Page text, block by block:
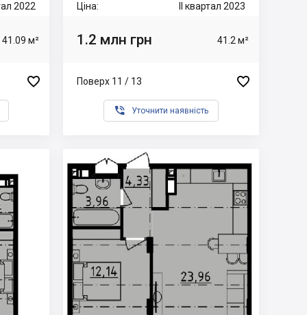
2022
41.09 м²

Ціна: II квартал 2023
1.2 млн грн 41.2 м²
Поверх 11 / 13 
 Уточнити наявність